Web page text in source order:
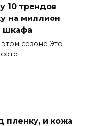
10 трендов
на миллион
шкафа
сезоне Это
пленку, и кожа